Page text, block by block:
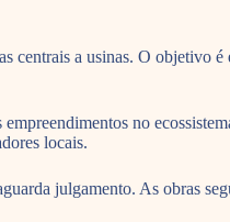
a usinas. O objetivo
no
locais.
julgamento. As obras